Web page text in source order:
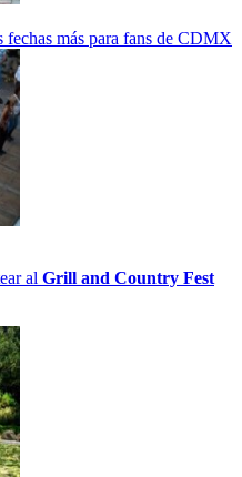
más para fans de CDMX
al Grill and Country Fest